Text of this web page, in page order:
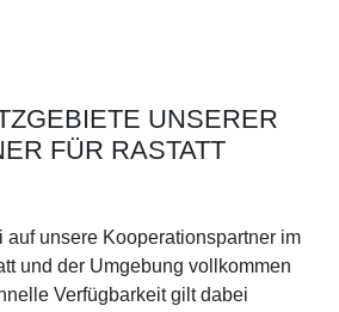
UNSERER
FÜR RASTATT
auf unsere Kooperationspartner im
und der Umgebung vollkommen
Verfügbarkeit gilt dabei